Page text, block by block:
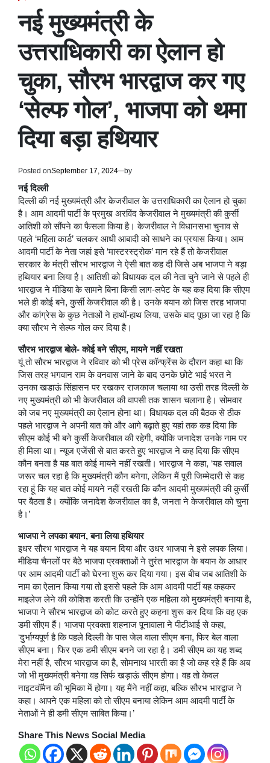
नई मुख्यमंत्री के
उत्तराधिकारी का ऐलान हो
चुका, सौरभ भारद्वाज कर गए
‘सेल्फ गोल’, भाजपा को थमा
दिया बड़ा हथियार
Posted onSeptember 17, 2024 by
नई दिल्ली
दिल्ली की नई मुख्यमंत्री और केजरीवाल के उत्तराधिकारी का ऐलान हो चुका
है। आम आदमी पार्टी के प्रमुख अरविंद केजरीवाल ने मुख्यमंत्री की कुर्सी
आतिशी को सौंपने का फैसला किया है। केजरीवाल ने विधानसभा चुनाव से
पहले ‘महिला कार्ड’ चलकर आधी आबादी को साधने का प्रयास किया। आम
आदमी पार्टी के नेता जहां इसे ‘मास्टरस्ट्रोक’ मान रहे हैं तो केजरीवाल
सरकार के मंत्री सौरभ भारद्वाज ने ऐसी बात कह दी जिसे अब भाजपा ने बड़ा
हथियार बना लिया है। आतिशी को विधायक दल की नेता चुने जाने से पहले ही
भारद्वाज ने मीडिया के सामने बिना किसी लाग-लपेट के यह कह दिया कि सीएम
भले ही कोई बने, कुर्सी केजरीवाल की है। उनके बयान को जिस तरह भाजपा
और कांग्रेस के कुछ नेताओं ने हाथों-हाथ लिया, उसके बाद पूछा जा रहा है कि
क्या सौरभ ने सेल्फ गोल कर दिया है।
सौरभ भारद्वाज बोले- कोई बने सीएम, मायने नहीं रखता
यूं तो सौरभ भारद्वाज ने रविवार को भी प्रेस कॉन्फ्रेंस के दौरान कहा था कि
जिस तरह भगवान राम के वनवास जाने के बाद उनके छोटे भाई भरत ने
उनका खडाऊं सिंहासन पर रखकर राजकाज चलाया था उसी तरह दिल्ली के
नए मुख्यमंत्री को भी केजरीवाल की वापसी तक शासन चलाना है। सोमवार
को जब नए मुख्यमंत्री का ऐलान होना था। विधायक दल की बैठक से ठीक
पहले भारद्वाज ने अपनी बात को और आगे बढ़ाते हुए यहां तक कह दिया कि
सीएम कोई भी बने कुर्सी केजरीवाल की रहेगी, क्योंकि जनादेश उनके नाम पर
ही मिला था। न्यूज एजेंसी से बात करते हुए भारद्वाज ने कह दिया कि सीएम
कौन बनता है यह बात कोई मायने नहीं रखती। भारद्वाज ने कहा, ‘यह सवाल
जरूर चल रहा है कि मुख्यमंत्री कौन बनेगा, लेकिन मैं पूरी जिम्मेदारी से कह
रहा हूं कि यह बात कोई मायने नहीं रखती कि कौन आदमी मुख्यमंत्री की कुर्सी
पर बैठता है। क्योंकि जनादेश केजरीवाल का है, जनता ने केजरीवाल को चुना
है।’
भाजपा ने लपका बयान, बना लिया हथियार
इधर सौरभ भारद्वाज ने यह बयान दिया और उधर भाजपा ने इसे लपक लिया।
मीडिया चैनलों पर बैठे भाजपा प्रवक्ताओं ने तुरंत भारद्वाज के बयान के आधार
पर आम आदमी पार्टी को घेरना शुरू कर दिया गया। इस बीच जब आतिशी के
नाम का ऐलान किया गया तो इससे पहले कि आम आदमी पार्टी यह कहकर
माइलेज लेने की कोशिश करती कि उन्होंने एक महिला को मुख्यमंत्री बनाया है,
भाजपा ने सौरभ भारद्वाज को कोट करते हुए कहना शुरू कर दिया कि वह एक
डमी सीएम हैं। भाजपा प्रवक्ता शहनाज पूनावाला ने पीटीआई से कहा,
‘दुर्भाग्यपूर्ण है कि पहले दिल्ली के पास जेल वाला सीएम बना, फिर बेल वाला
सीएम बना। फिर एक डमी सीएम बनने जा रहा है। डमी सीएम का यह शब्द
मेरा नहीं है, सौरभ भारद्वाज का है, सोमनाथ भारती का है जो कह रहे हैं कि अब
जो भी मुख्यमंत्री बनेगा वह सिर्फ खड़ाऊं सीएम होगा। वह तो केवल
नाइटवॉमैन की भूमिका में होगा। यह मैंने नहीं कहा, बल्कि सौरभ भारद्वाज ने
कहा। आपने एक महिला को तो सीएम बनाया लेकिन आम आदमी पार्टी के
नेताओं ने ही डमी सीएम साबित किया।’
Share This News Social Media